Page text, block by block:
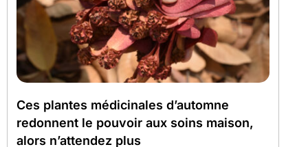
Ces plantes médicinales d’automne
redonnent le pouvoir aux soins maison,
alors n’attendez plus